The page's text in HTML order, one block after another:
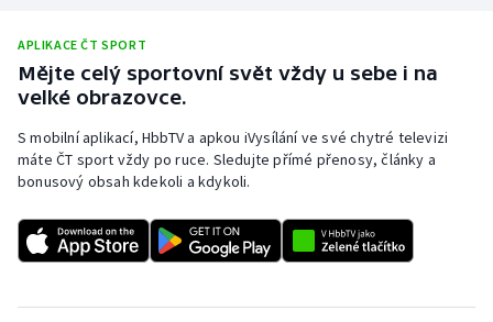
Veslování
Vodní slalom
Volejbal
Ostatní
APLIKACE ČT SPORT
Mějte celý sportovní svět vždy u sebe i na
velké obrazovce.
S mobilní aplikací, HbbTV a apkou iVysílání ve své chytré televizi
máte ČT sport vždy po ruce. Sledujte přímé přenosy, články a
bonusový obsah kdekoli a kdykoli.